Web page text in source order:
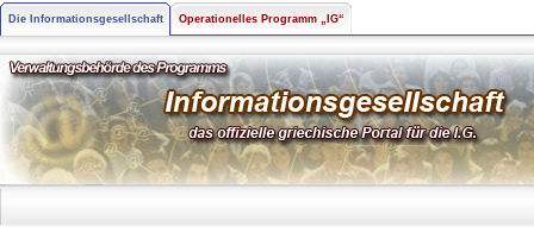
Die Informationsgesellschaft Operationelles Programm „IG“